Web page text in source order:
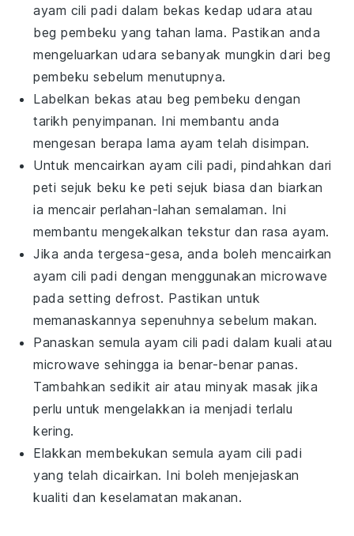
ayam cili padi dalam bekas kedap udara atau
beg pembeku yang tahan lama. Pastikan anda
mengeluarkan udara sebanyak mungkin dari beg
pembeku sebelum menutupnya.
Labelkan bekas atau beg pembeku dengan
tarikh penyimpanan. Ini membantu anda
mengesan berapa lama ayam telah disimpan.
Untuk mencairkan ayam cili padi, pindahkan dari
peti sejuk beku ke peti sejuk biasa dan biarkan
ia mencair perlahan-lahan semalaman. Ini
membantu mengekalkan tekstur dan rasaayam.
Jika anda tergesa-gesa, anda boleh mencairkan
ayam cili padi dengan menggunakan microwave
pada setting defrost. Pastikan untuk
memanaskannya sepenuhnya sebelum makan.
Panaskan semulaayam cili padi dalam kuali atau
microwave sehingga ia benar-benar panas.
Tambahkan sedikit air atau minyak masak jika
perlu untuk mengelakkan ia menjadi terlalu
kering.
Elakkan membekukan semulaayam cili padi
yang telah dicairkan. Ini boleh menjejaskan
kualiti dan keselamatan makanan.